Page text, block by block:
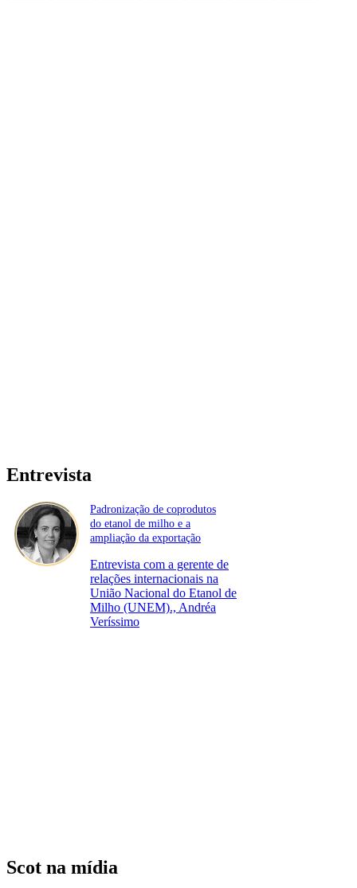
Entrevista
Padronização de coprodutos
do etanol de milho e a
ampliação da exportação
Entrevista com a gerente de
relações internacionais na
União Nacional do Etanol de
Milho (UNEM)., Andréa
Veríssimo
Scot na mídia